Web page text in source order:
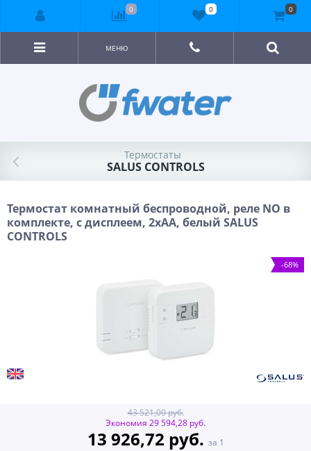
МЕНЮ
Термостаты
SALUS CONTROLS
Термостат комнатный беспроводной, реле NO в
комплекте, с дисплеем, 2хАА, белый SALUS
CONTROLS
-68%
43 521,00 руб.
Экономия 29 594,28 руб.
13 926,72 руб. за 1
0 0 0